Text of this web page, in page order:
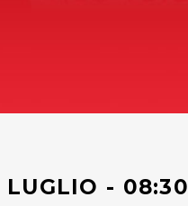
LUGLIO - 08:30